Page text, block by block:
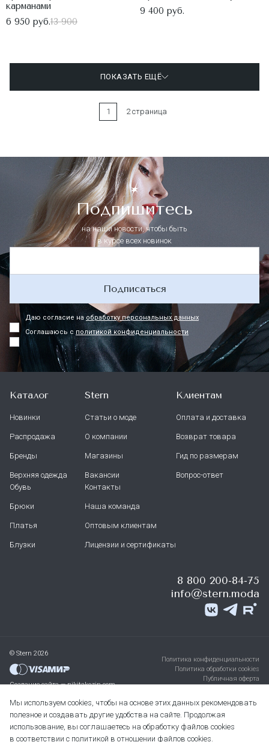
карманами
6 950 руб.13 900
9 400 руб.
ПОКАЗАТЬ ЕЩЁ
1 2 страница
Подпишитесь
на наши новости, чтобы быть
в курсе всех новинок
Подписаться
Даю согласие наобработку персональных данных
Соглашаюсь с политикой конфиденциальности
Каталог
Новинки
Распродажа
Бренды
Верхняя одежда
Обувь
Брюки
Платья
Блузки
Stern
Статьи о моде
О компании
Магазины
Вакансии
Контакты
Наша команда
Оптовым клиентам
Лицензии и сертификаты
Клиентам
Оплата и доставка
Возврат товара
Гид по размерам
Вопрос-ответ
8 800 200-84-75
info@stern.moda
© Stern 2026
Создание сайта — nikitakozin.com
Политика конфиденциальности
Политика обработки cookies
Публичная оферта
Мы используем cookies, чтобы на основе этих данных рекомендовать
полезное и создавать другие удобства на сайте. Продолжая
использование, вы соглашаетесь на обработку файлов cookies
в соответствии с политикой в отношении файлов cookies.